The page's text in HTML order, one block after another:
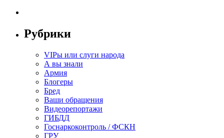
Рубрики
VIPы или слуги народа
А вы знали
Армия
Блогеры
Бред
Ваши обращения
Видеорепортажи
ГИБДД
Госнаркоконтроль / ФСКН
ГРУ